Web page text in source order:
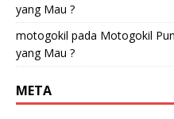
yang Mau ?
motogokil pada Motogokil
yang Mau ?
META